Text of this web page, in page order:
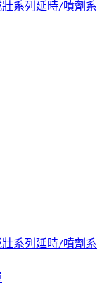
系列 延時/噴劑系
系列 延時/噴劑系